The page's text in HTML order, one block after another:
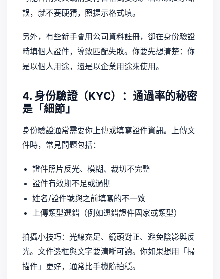
誤，就不要硬猜，照提示格式填。
另外，有些新手會用公司資料註冊，卻在身份驗證
時填個人證件，導致匹配失敗。你要先想清楚：你
是以個人用途，還是以企業用途來使用。
4. 身份驗證（KYC）：通過率的秘密
是「細節」
身份驗證通常需要你上傳或填寫證件資訊。上傳文
件時，常見問題包括：
證件照片反光、模糊、裁切不完整
證件有效期不足或過期
姓名/證件號與之前填寫的不一致
上傳類型選錯（例如選錯證件國家或類型）
拍攝小技巧：光線充足、鏡頭對正、避免陰影與反
光。文件邊框與文字要清晰可讀。你如果想用「掃
描件」更好，通常比手機隨拍穩。